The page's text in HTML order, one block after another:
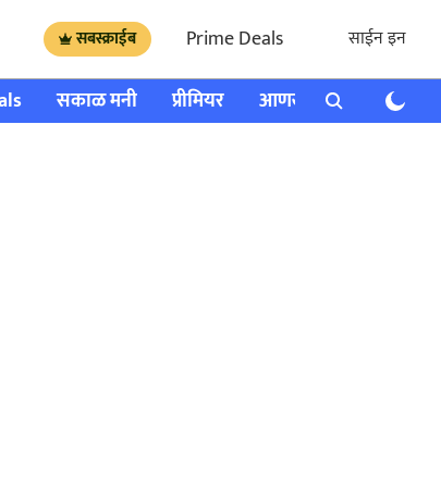
सबस्क्राईब Prime Deals साईन इन
सकाळ मनी प्रीमियर आणखी राशी भविष्य